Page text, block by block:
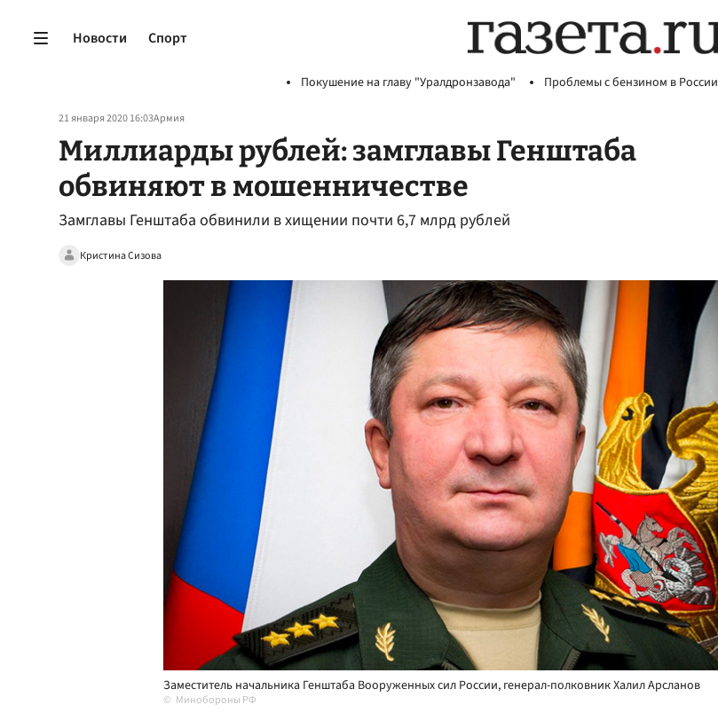
Новости Спорт
Покушение на главу "Уралдронзавода" Проблемы с бензином в России
21 января 2020 16:03Армия
Миллиарды рублей: замглавы Генштаба
обвиняют в мошенничестве
Замглавы Генштаба обвинили в хищении почти 6,7 млрд рублей
Кристина Сизова
Заместитель начальника Генштаба Вооруженных сил России, генерал-полковник Халил Арсланов
Минобороны РФ